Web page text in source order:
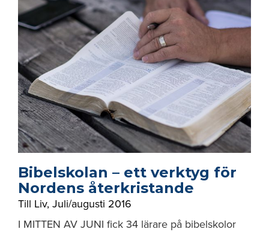
Bibelskolan – ett verktyg för
Nordens återkristande
Till Liv, Juli/augusti 2016
I MITTEN AV JUNI fick 34 lärare på bibelskolor